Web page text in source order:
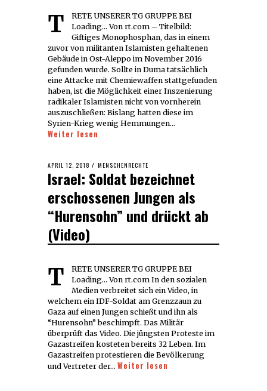
TRETE UNSERER TG GRUPPE BEI
Loading... Von rt.com – Titelbild:
Giftiges Monophosphan, das in einem
zuvor von militanten Islamisten gehaltenen
Gebäude in Ost-Aleppo im November 2016
gefunden wurde. Sollte in Duma tatsächlich
eine Attacke mit Chemiewaffen stattgefunden
haben, ist die Möglichkeit einer Inszenierung
radikaler Islamisten nicht von vornherein
auszuschließen: Bislang hatten diese im
Syrien-Krieg wenig Hemmungen…
Weiter lesen
POSTED
ON
APRIL 12, 2018 APRIL
12,
2018
MENSCHENRECHTE
Israel: Soldat bezeichnet
erschossenen Jungen als
“Hurensohn” und drückt ab
(Video)
TRETE UNSERER TG GRUPPE BEI
Loading... Von rt.com In den sozialen
Medien verbreitet sich ein Video, in
welchem ein IDF-Soldat am Grenzzaun zu
Gaza auf einen Jungen schießt und ihn als
“Hurensohn” beschimpft. Das Militär
überprüft das Video. Die jüngsten Proteste im
Gazastreifen kosteten bereits 32 Leben. Im
Gazastreifen protestieren die Bevölkerung
und Vertreter der… Weiter lesen